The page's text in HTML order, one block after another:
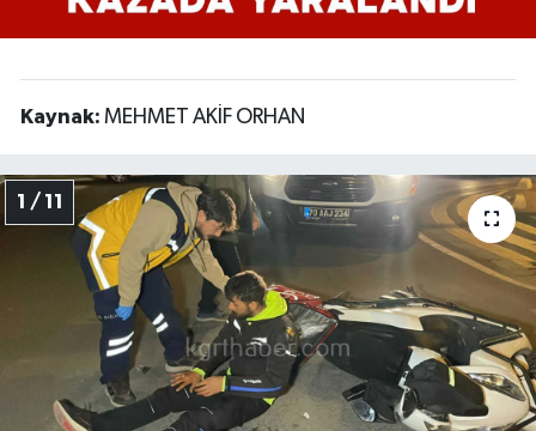
Kaynak: MEHMET AKİF ORHAN
1 / 11